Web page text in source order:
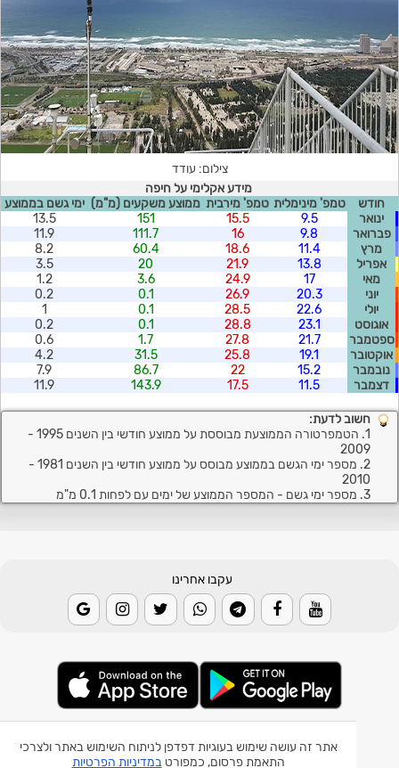
אתר זה עושה שימוש בעוגיות דפדפן לניתוח השימוש באתר ולצרכי
התאמת פרסום, כמפורטבמדיניות הפרטיות
צילום: עודד
מידע אקלימי על חיפה
חודש
טמפ' מינימלית טמפ' מירבית ממוצע משקעים (מ"מ) ימי גשם בממוצע
ינואר
9.5
15.5
151
13.5
פברואר
9.8
16
111.7
11.9
מרץ
11.4
18.6
60.4
8.2
אפריל
13.8
21.9
20
3.5
מאי
17
24.9
3.6
1.2
יוני
20.3
26.9
0.1
0.2
יולי
22.6
28.5
0.1
1
אוגוסט
23.1
28.8
0.1
0.2
ספטמבר
21.7
27.8
1.7
0.6
אוקטובר
19.1
25.8
31.5
4.2
נובמבר
15.2
22
86.7
7.9
דצמבר
11.5
17.5
143.9
11.9
חשוב לדעת:
1. הטמפרטורה הממוצעת מבוססת על ממוצע חודשי בין השנים 1995 -
2009
2. מספר ימי הגשם בממוצע מבוסס על ממוצע חודשי בין השנים 1981 -
2010
3. מספר ימי גשם - המספר הממוצע של ימים עם לפחות 0.1 מ"מ
עקבו אחרינו